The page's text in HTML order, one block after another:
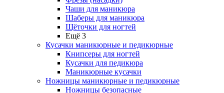
Чаши для маникюра
Шаберы для маникюра
Щёточки для ногтей
Ещё 3
Кусачки маникюрные и педикюрные
Книпсеры для ногтей
Кусачки для педикюра
Маникюрные кусачки
Ножницы маникюрные и педикюрные
Ножницы безопасные